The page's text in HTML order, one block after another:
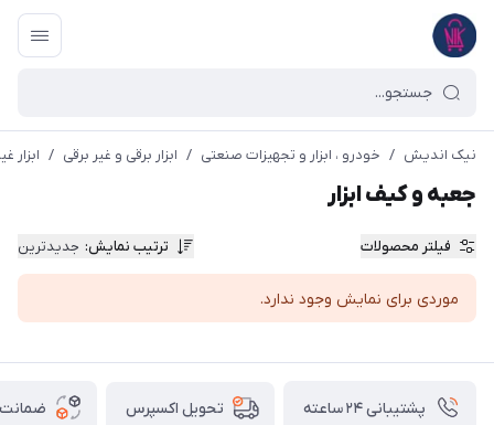
نیک اندیش / خودرو ، ابزار و تجهیزات صنعتی / ابزار برقی و غیر برقی / ابزار
جعبه و کیف ابزار
فیلتر محصولات ترتیب نمایش: جدیدترین
موردی برای نمایش وجود ندارد.
پشتیبانی ۲۴ ساعته تحویل اکسپرس ضمانت